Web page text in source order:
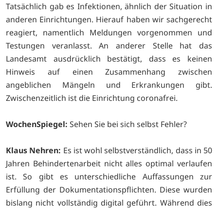
Tatsächlich gab es Infektionen, ähnlich der Situation in
anderen Einrichtungen. Hierauf haben wir sachgerecht
reagiert, namentlich Meldungen vorgenommen und
Testungen veranlasst. An anderer Stelle hat das
Landesamt ausdrücklich bestätigt, dass es keinen
Hinweis auf einen Zusammenhang zwischen
angeblichen Mängeln und Erkrankungen gibt.
Zwischenzeitlich ist die Einrichtung coronafrei.
WochenSpiegel: Sehen Sie bei sich selbst Fehler?
Klaus Nehren: Es ist wohl selbstverständlich, dass in 50
Jahren Behindertenarbeit nicht alles optimal verlaufen
ist. So gibt es unterschiedliche Auffassungen zur
Erfüllung der Dokumentationspflichten. Diese wurden
bislang nicht vollständig digital geführt. Während dies